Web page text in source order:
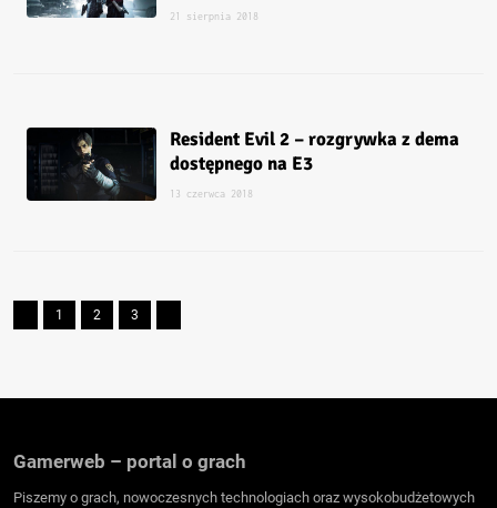
21 sierpnia 2018
Resident Evil 2 – rozgrywka z dema
dostępnego na E3
13 czerwca 2018
1 2 3
Gamerweb – portal o grach
Piszemy o grach, nowoczesnych technologiach oraz wysokobudżetowych